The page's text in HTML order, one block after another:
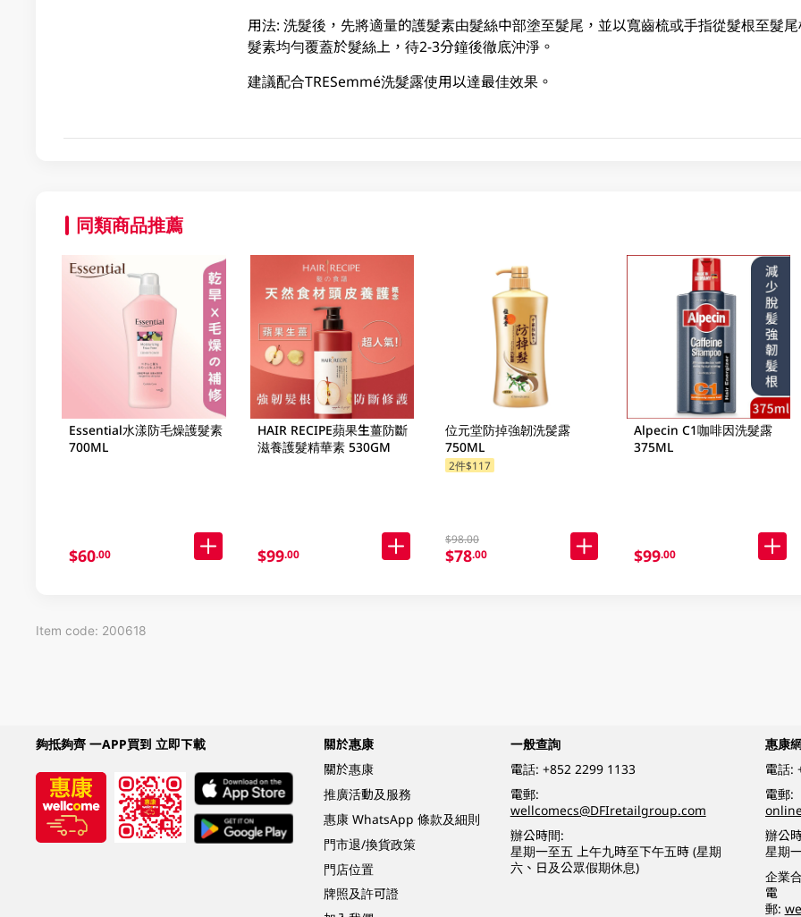
用法: 洗髮後，先將適量的護髮素由髮絲中部塗至髮尾，並以寬齒梳或手指從髮根至髮
髮素均勻覆蓋於髮絲上，待2-3分鐘後徹底沖淨。
建議配合TRESemmé洗髮露使用以達最佳效果。
同類商品推薦
Essential水漾防毛燥護髮素
700ML
$60.00
HAIR RECIPE蘋果生薑防斷
滋養護髮精華素 530GM
$99.00
位元堂防掉強韌洗髲露
750ML
2件$117
$98.00
$78.00
Alpecin C1咖啡因洗髮露
375ML
$99.00
Item code: 200618
夠抵夠齊 一APP買到 立即下載
關於惠康
關於惠康
推廣活動及服務
惠康 WhatsApp 條款及細則
門市退/換貨政策
門店位置
牌照及許可證
一般查詢
電話: +852 2299 1133
電郵:
wellcomecs@DFIretailgroup.com
辦公時間:
星期一至五 上午九時至下午五時 (星期
六、日及公眾假期休息)
惠康
電話:
電郵:
辦公
星期
企業
電
郵: